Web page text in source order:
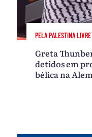
PELA PALESTINA LIVRE
Greta
detidos em
bélica na